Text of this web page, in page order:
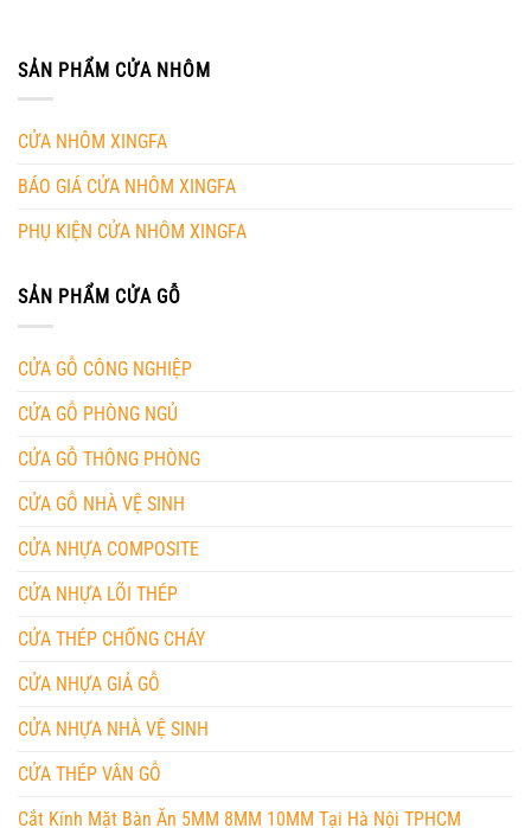
SẢN PHẨM CỬA NHÔM
CỬA NHÔM XINGFA
BÁO GIÁ CỬA NHÔM XINGFA
PHỤ KIỆN CỬA NHÔM XINGFA
SẢN PHẨM CỬA GỖ
CỬA GỖ CÔNG NGHIỆP
CỬA GỖ PHÒNG NGỦ
CỬA GỖ THÔNG PHÒNG
CỬA GỖ NHÀ VỆ SINH
CỬA NHỰA COMPOSITE
CỬA NHỰA LÕI THÉP
CỬA THÉP CHỐNG CHÁY
CỬA NHỰA GIẢ GỖ
CỬA NHỰA NHÀ VỆ SINH
CỬA THÉP VÂN GỖ
Cắt Kính Mặt Bàn Ăn 5MM 8MM 10MM Tại Hà Nội TPHCM